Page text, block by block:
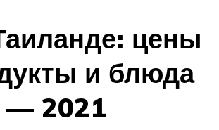
цены
и блюда
— 2021